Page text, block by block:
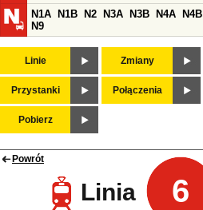
N1A
N1B N2 N3A N3B N4A N4B
N9
Linie Zmiany
Przystanki Połączenia
Pobierz
Powrót
Linia 6